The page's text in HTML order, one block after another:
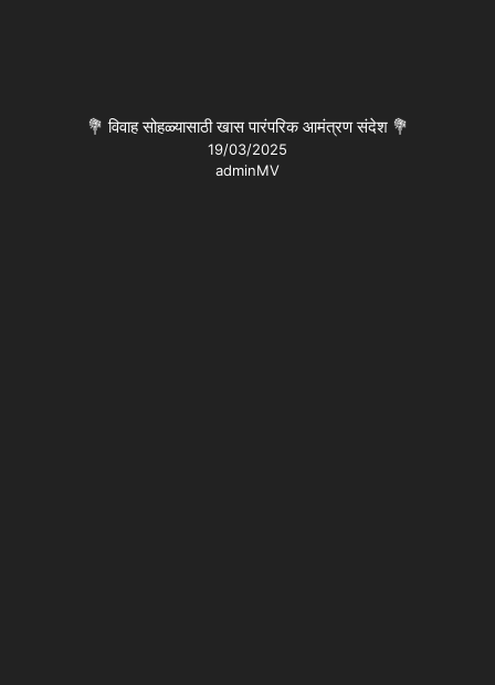
💐 विवाह सोहळ्यासाठी खास पारंपरिक आमंत्रण संदेश 💐
19/03/2025
adminMV